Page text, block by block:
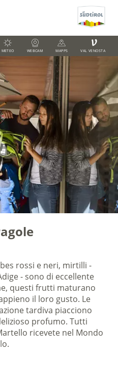
METEO WEBCAM MAPPS
V
VAL VENOSTA
rossi e neri, mirtilli -
- sono di eccellente
questi frutti maturano
il loro gusto. Le
tardiva piacciono
profumo. Tutti
ricevete nel Mondo